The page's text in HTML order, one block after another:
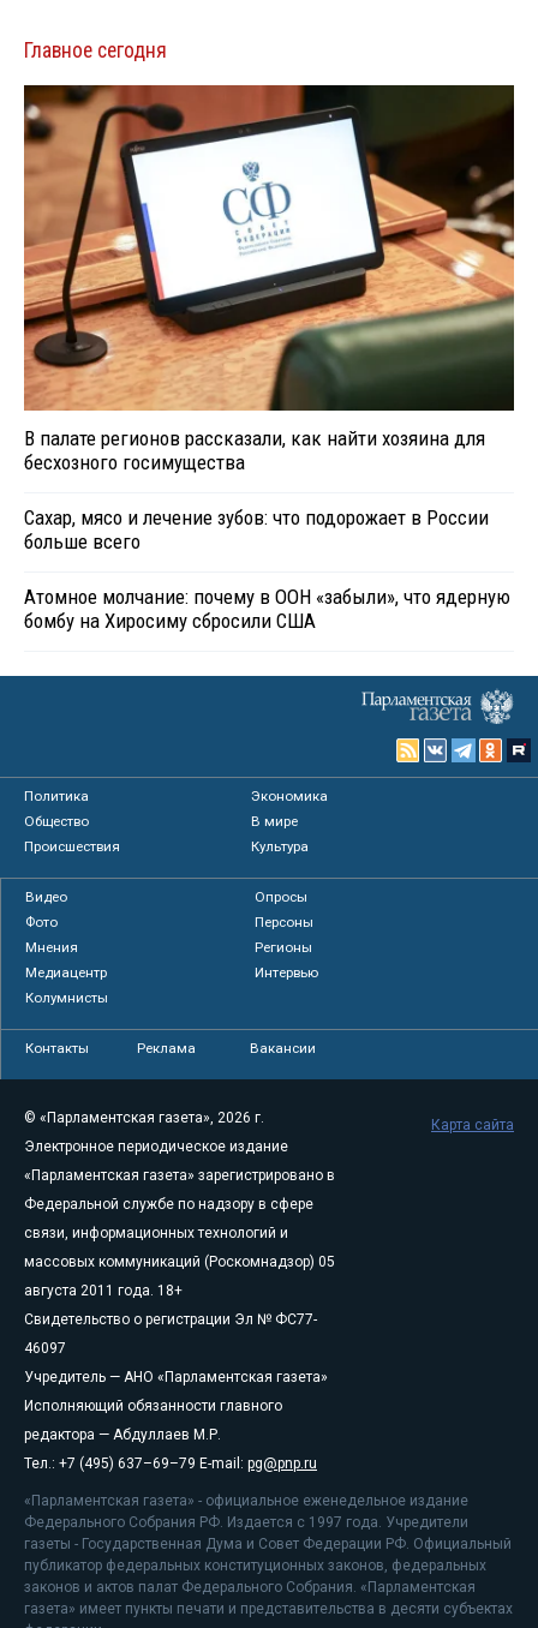
Главное сегодня
В палате регионов рассказали, как найти хозяина для
бесхозного госимущества
Сахар, мясо и лечение зубов: что подорожает в России
больше всего
Атомное молчание: почему в ООН «забыли», что ядерную
бомбу на Хиросиму сбросили США
Политика
Экономика
Общество
В мире
Происшествия
Культура
Видео
Опросы
Фото
Персоны
Мнения
Регионы
Медиацентр
Интервью
Колумнисты
Контакты Реклама Вакансии
© «Парламентская газета», 2026 г.
Электронное периодическое издание
«Парламентская газета» зарегистрировано в
Федеральной службе по надзору в сфере
связи, информационных технологий и
массовых коммуникаций (Роскомнадзор) 05
августа 2011 года. 18+
Свидетельство о регистрации Эл № ФС77-
46097
Учредитель — АНО «Парламентская газета»
Исполняющий обязанности главного
редактора — Абдуллаев М.Р.
Тел.: +7 (495) 637–69–79 E-mail: pg@pnp.ru
«Парламентская газета» - официальное еженедельное издание
Федерального Собрания РФ. Издается с 1997 года. Учредители
газеты - Государственная Дума и Совет Федерации РФ. Официальный
публикатор федеральных конституционных законов, федеральных
законов и актов палат Федерального Собрания. «Парламентская
газета» имеет пункты печати и представительства в десяти субъектах
Карта сайта